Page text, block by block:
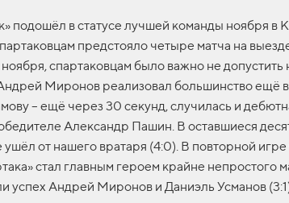
подошёл в статусе лучшей команды ноября
предстояло четыре матча на
спартаковцам было важно не допустить
Миронов реализовал большинство ещё
– ещё через 30 секунд, случилась и
Александр Пашин. В оставшиеся
от нашего вратаря (4:0). В повторной
стал главным героем крайне непростого
успех Андрей Миронов и Даниэль Усманов